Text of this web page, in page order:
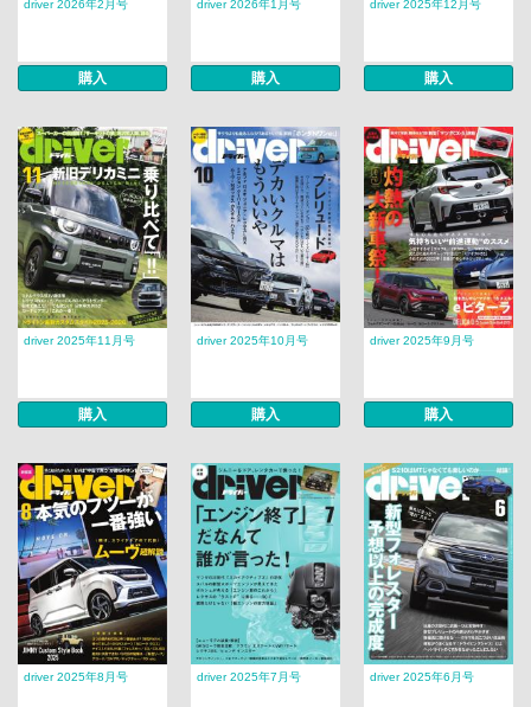
driver 2026年2月号
購入
driver 2026年1月号
購入
driver 2025年12月号
購入
driver 2025年11月号
購入
driver 2025年10月号
購入
driver 2025年9月号
購入
driver 2025年8月号 driver 2025年7月号 driver 2025年6月号